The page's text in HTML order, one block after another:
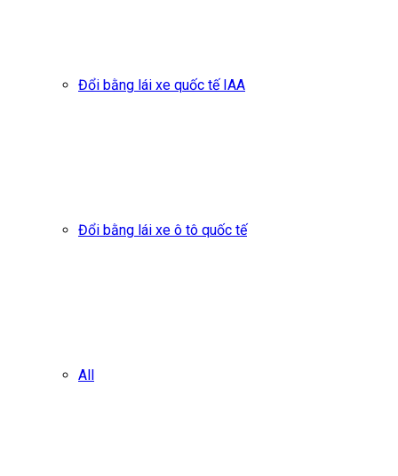
Đổi bằng lái xe quốc tế IAA
Đổi bằng lái xe ô tô quốc tế
All